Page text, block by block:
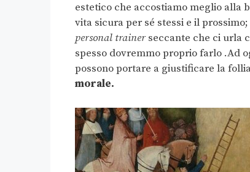
estetico che accostiamo meglio alla
vita sicura per sé stessi e il
personal trainerseccante che ci urla
spesso dovremmo proprio farlo .Ad
possono portare a giustificare la
morale.